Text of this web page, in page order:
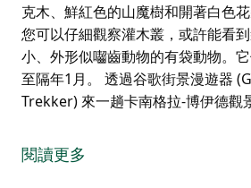
克木、鮮紅色的山魔樹和開著白色
您可以仔細觀察灌木叢，或許能看
小、外形似囓齒動物的有袋動物。
至隔年1月。 透過谷歌街景漫遊器
Trekker) 來一趟卡南格拉-博伊德觀
可以飽覽澳洲最壯麗的景觀之一—大
的絕美景色。
閱讀更多